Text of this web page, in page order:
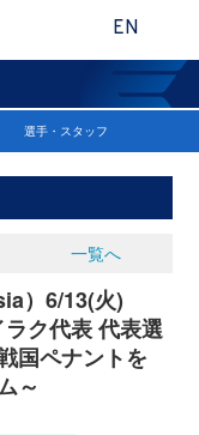
EN
選手・スタッフ
一覧へ
）6/13(火)
ク代表 代表選
国ペナントを
～